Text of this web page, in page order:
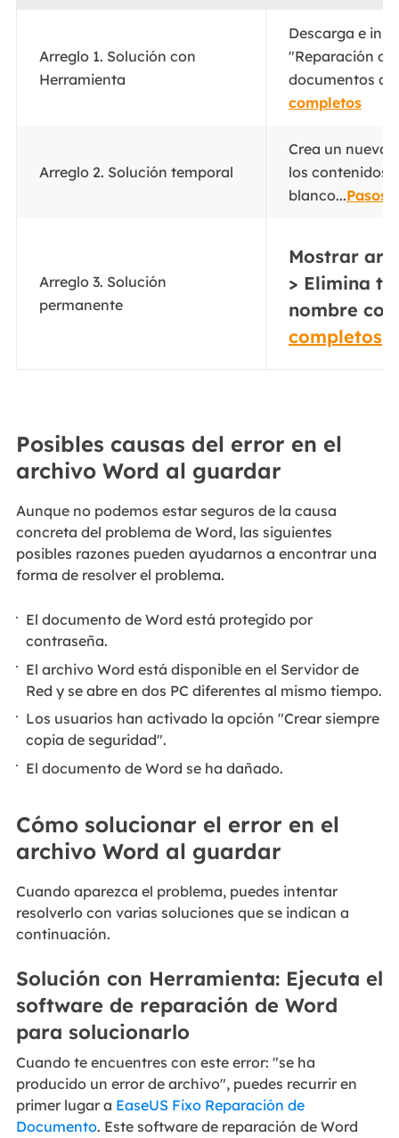
Arreglo 1. Solución con
Herramienta
Descarga e
"Reparación
documentos
completos
Arreglo 2. Solución temporal
Crea un nuevo
los contenidos
blanco...Pasos
Arreglo 3. Solución
permanente
Mostrar
> Elimina
nombre
completos
Posibles causas del error en el
archivo Word al guardar
Aunque no podemos estar seguros de la causa
concreta del problema de Word, las siguientes
posibles razones pueden ayudarnos a encontrar una
forma de resolver el problema.
El documento de Word está protegido por
contraseña.
El archivo Word está disponible en el Servidor de
Red y se abre en dos PC diferentes al mismo tiempo.
Los usuarios han activado la opción "Crear siempre
copia de seguridad".
El documento de Word se ha dañado.
Cómo solucionar el error en el
archivo Word al guardar
Cuando aparezca el problema, puedes intentar
resolverlo con varias soluciones que se indican a
continuación.
Solución con Herramienta: Ejecuta el
software de reparación de Word
para solucionarlo
Cuando te encuentres con este error: "se ha
producido un error de archivo", puedes recurrir en
primer lugar a EaseUS Fixo Reparación de
Documento. Este software de reparación de Word